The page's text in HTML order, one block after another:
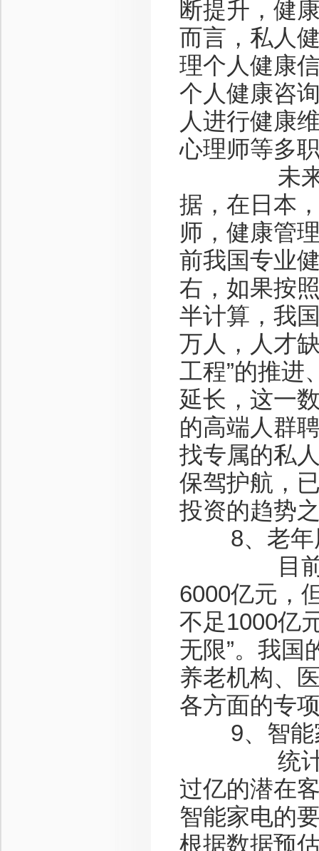
断提升，健
而言，私人
理个人健康
个人健康咨
人进行健康
心理师等多
未来趋势
据，在日本
师，健康管
前我国专业
右，如果按
半计算，我
万人，人才
工程”的推进
延长，这一
的高端人群
找专属的私
保驾护航，
投资的趋势
8、老年
目前我国
6000亿元，
不足1000亿
无限”。我国
养老机构、
各方面的专
9、智能
统计数据
过亿的潜在
智能家电的
根据数据预